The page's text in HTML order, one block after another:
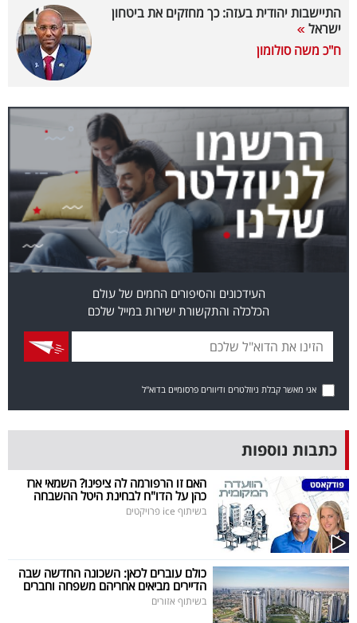
TOP-
5
פודקאסט
40
UNDER
40
דרושים
מייל
אדום
פרסמו
באייס
התיישבות יהודית בעזה: כך מחזקים את ביטחון
ישראל
ח"כ משה סולומון
העידכונים והסיפורים החמים של עולם
הכלכלה והתקשורת ישירות במייל שלכם
אני מאשר קבלת ניוזלטרים ודיוורים פרסומיים בדוא"ל
כתבות נוספות
האם זו הרפורמה לה ציפינו? השמאי ארז
כהן על הדו"ח לבחינת היטל ההשבחה
בשיתוף ice פרויקטים
כולם עוברים לכאן: השכונה החדשה שבה
הדיירים מביאים אחריהם משפחה וחברים
בשיתוף אזורים